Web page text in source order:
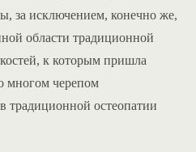
за исключением, конечно же,
области традиционной
к которым пришла
многом черепом
традиционной остеопатии